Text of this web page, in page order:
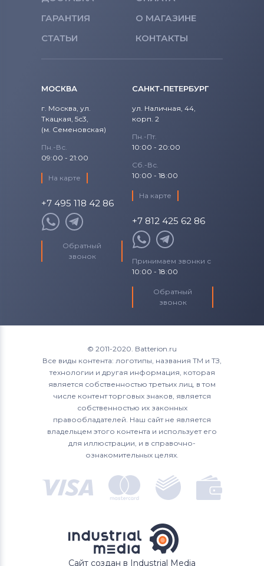
ГАРАНТИЯ
О МАГАЗИНЕ
СТАТЬИ
КОНТАКТЫ
МОСКВА
г. Москва, ул.
Ткацкая, 5с3,
(м. Семеновская)
Пн.-Вс.
09:00 - 21:00
На карте
+7 495 118 42 86
Обратный
звонок
САНКТ-ПЕТЕРБУРГ
ул. Наличная, 44,
корп. 2
Пн.-Пт.
10:00 - 20:00
Сб.-Вс.
10:00 - 18:00
На карте
+7 812 425 62 86
Принимаем звонки с
10:00 - 18:00
Обратный
звонок
© 2011-2020. Batterion.ru
Все виды контента: логотипы, названия ТМ и ТЗ,
технологии и другая информация, которая
является собственностью третьих лиц, в том
числе контент торговых знаков, является
собственностью их законных
правообладателей. Наш сайт не является
владельцем этого контента и использует его
для иллюстрации, и в справочно-
ознакомительных целях.
Сайт создан в Industrial Media